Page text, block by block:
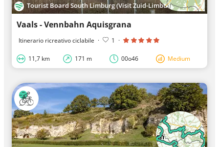
Tourist Board South Limburg (Visit Zuid-Limburg)
Vaals - Vennbahn Aquisgrana
Itinerario ricreativo ciclabile · 1 ·
11,7 km 171 m 00o46 Medium